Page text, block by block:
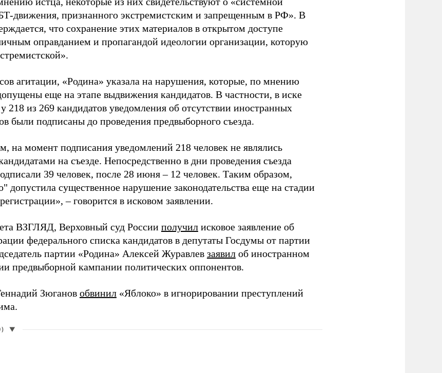
движения, признанного экстремистским и запрещенным в РФ». В
что сохранение этих материалов в открытом доступе
оправданием и пропагандой идеологии организации, которую
агитации, «Родина» указала на нарушения, которые, по мнению
еще на этапе выдвижения кандидатов. В частности, в иске
218 из 269 кандидатов уведомления об отсутствии иностранных
были подписаны до проведения предвыборного съезда.
на момент подписания уведомлений 218 человек не являлись
на съезде. Непосредственно в дни проведения съезда
39 человек, после 28 июня – 12 человек. Таким образом,
допустила существенное нарушение законодательства еще на стадии
– говорится в исковом заявлении.
ВЗГЛЯД, Верховный суд России получил исковое заявление об
федерального списка кандидатов в депутаты Госдумы от партии
партии «Родина» Алексей Журавлев заявил об иностранном
предвыборной кампании политических оппонентов.
Зюганов обвинил «Яблоко» в игнорировании преступлений
▼